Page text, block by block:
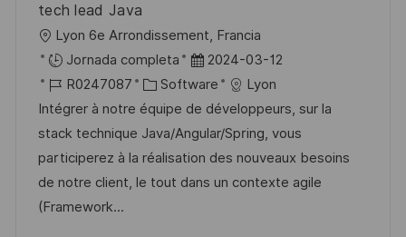
l
i
c
a
c
i
ó
n
tech lead Java
U
b
c
a
c
i
ó
Lyon 6e Arrondissement, Francia
Jornada completa
F
e
c
h
a
d
2024-03-12
I
D
d
e
e
m
R0247087
C
a
t
e
g
Software
Lyon
Intégrer à notre équipe de développeurs, sur la
stack technique Java/Angular/Spring, vous
participerez à la réalisation des nouveaux besoins
de notre client, le tout dans un contexte agile
(Framework...